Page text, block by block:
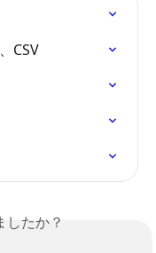
CSV
したか？